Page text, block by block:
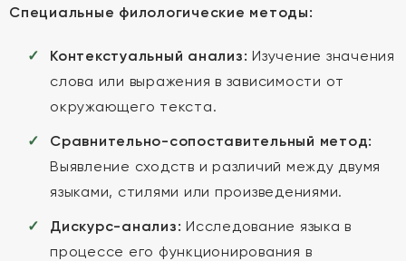
Специальные филологические методы:
Контекстуальный анализ: Изучение значения
слова или выражения в зависимости от
окружающего текста.
Сравнительно-сопоставительный метод:
Выявление сходств и различий между двумя
языками, стилями или произведениями.
Дискурс-анализ: Исследование языка в
процессе его функционирования в